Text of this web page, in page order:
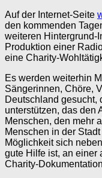
Auf der Internet-Seite
den kommenden
weiteren Hintergrund-
Produktion einer
eine Charity-
Es werden weiterhin
Sängerinnen, Chöre,
Deutschland gesucht,
unterstützen, das den
Menschen, den mehr
Menschen in der
Möglichkeit sich
gute Hilfe ist, an einer
Charity-